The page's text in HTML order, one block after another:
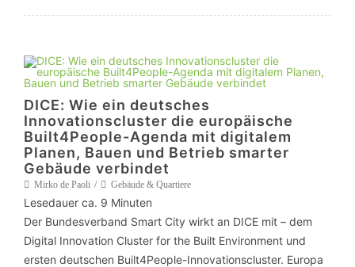
DICE: Wie ein deutsches
Innovationscluster die europäische
Built4People-Agenda mit digitalem
Planen, Bauen und Betrieb smarter
Gebäude verbindet
Mirko de Paoli Gebäude & Quartiere
Lesedauer ca. 9 Minuten
Der Bundesverband Smart City wirkt an DICE mit – dem
Digital Innovation Cluster for the Built Environment und
ersten deutschen Built4People-Innovationscluster. Europa